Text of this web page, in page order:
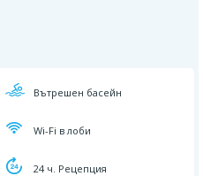
Вътрешен басейн
Wi-Fi в лоби
24 ч. Рецепция